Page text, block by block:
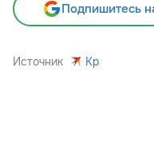
Подпишитесь
Источник Kp